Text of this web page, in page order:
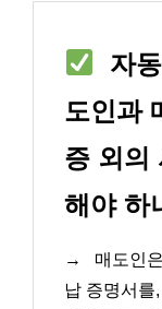
자
도인과
증 외의
해야 하
→
매도인
납 증명서를